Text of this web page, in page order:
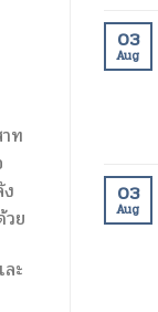
ท
ย
ะ
03
Aug
03
Aug